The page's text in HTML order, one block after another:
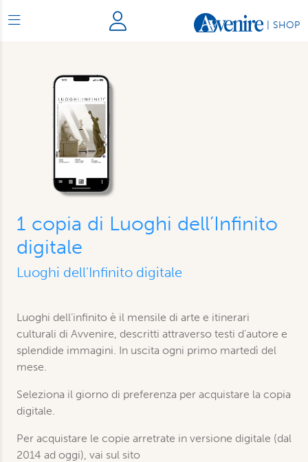
SHOP
1 copia di Luoghi dell’Infinito
digitale
Luoghi dell'Infinito digitale
Luoghi dell’infinito è il mensile di arte e itinerari
culturali di Avvenire, descritti attraverso testi d’autore e
splendide immagini. In uscita ogni primo martedì del
mese.
Seleziona il giorno di preferenza per acquistare la copia
digitale.
Per acquistare le copie arretrate in versione digitale (dal
2014 ad oggi), vai sul sito